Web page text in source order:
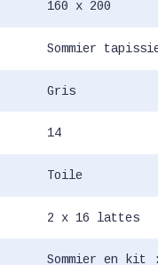
160 x 200
Sommier
Gris
14
Toile
2 x 16 lattes
Sommier en